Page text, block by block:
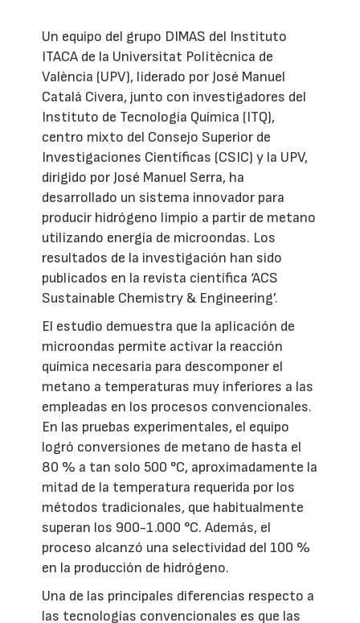
Un equipo del grupo DIMAS del Instituto
ITACA de la Universitat Politècnica de
València (UPV), liderado por José Manuel
Catalá Civera, junto con investigadores del
Instituto de Tecnología Química (ITQ),
centro mixto del Consejo Superior de
Investigaciones Científicas (CSIC) y la UPV,
dirigido por José Manuel Serra, ha
desarrollado un sistema innovador para
producir hidrógeno limpio a partir de metano
utilizando energía de microondas. Los
resultados de la investigación han sido
publicados en la revista científica ‘ACS
Sustainable Chemistry & Engineering’.
El estudio demuestra que la aplicación de
microondas permite activar la reacción
química necesaria para descomponer el
metano a temperaturas muy inferiores a las
empleadas en los procesos convencionales.
En las pruebas experimentales, el equipo
logró conversiones de metano de hasta el
80 % a tan solo 500 °C, aproximadamente la
mitad de la temperatura requerida por los
métodos tradicionales, que habitualmente
superan los 900-1.000 °C. Además, el
proceso alcanzó una selectividad del 100 %
en la producción de hidrógeno.
Una de las principales diferencias respecto a
las tecnologías convencionales es que las